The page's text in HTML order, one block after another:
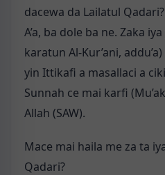
dacewa da Lailatul Qadari?
A’a, ba dole ba ne. Zaka
karatun Al-Kur’ani,
yin Ittikafi a masallaci a
Sunnah ce mai karfi
Allah (SAW).
Mace mai haila me za ta
Qadari?